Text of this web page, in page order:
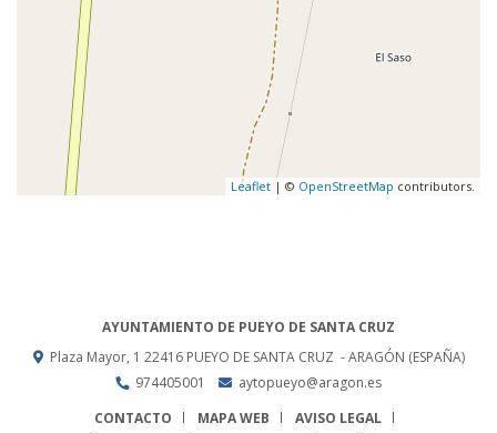
Leaflet | © OpenStreetMap contributors.
AYUNTAMIENTO DE PUEYO DE SANTA CRUZ
Plaza Mayor, 1 22416 PUEYO DE SANTA CRUZ - ARAGÓN (ESPAÑA)
974405001
aytopueyo@aragon.es
CONTACTO
MAPA WEB
AVISO LEGAL